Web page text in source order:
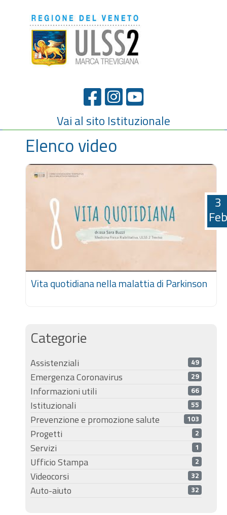
Vai al sito Istituzionale
Elenco video
3
Feb
Vita quotidiana nella malattia di Parkinson
Categorie
Assistenziali 49
Emergenza Coronavirus 29
Informazioni utili 66
Istituzionali 55
Prevenzione e promozione salute 103
Progetti 2
Servizi 1
Ufficio Stampa 2
Videocorsi 32
Auto-aiuto 32